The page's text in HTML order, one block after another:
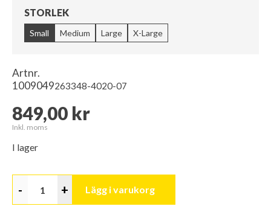
STORLEK
Small Medium Large X-Large
Artnr.
1009049263348-4020-07
849,00 kr
Inkl. moms
I lager
- + Lägg i varukorg